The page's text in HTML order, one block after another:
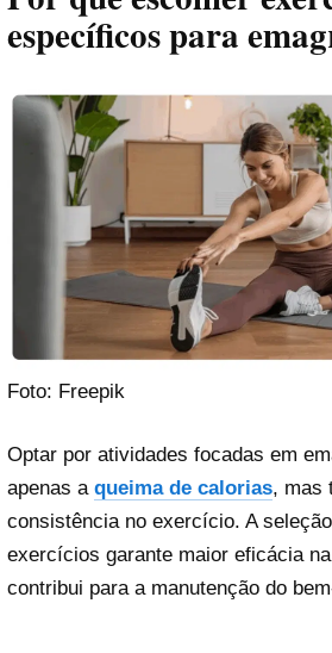
específicos para
Foto: Freepik
Optar por atividades focadas em
apenas a queima de calorias, mas
consistência no exercício. A
exercícios garante maior eficácia
contribui para a manutenção do